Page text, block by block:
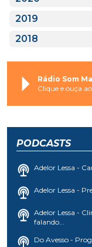
2019
2018
Rádio Som
Clique e ouça
PODCASTS
Adelor Lessa -
Adelor Lessa -
Adelor Lessa -
falando...
Do Avesso -